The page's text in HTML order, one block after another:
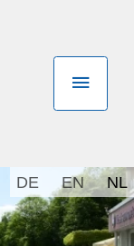
DE EN NL